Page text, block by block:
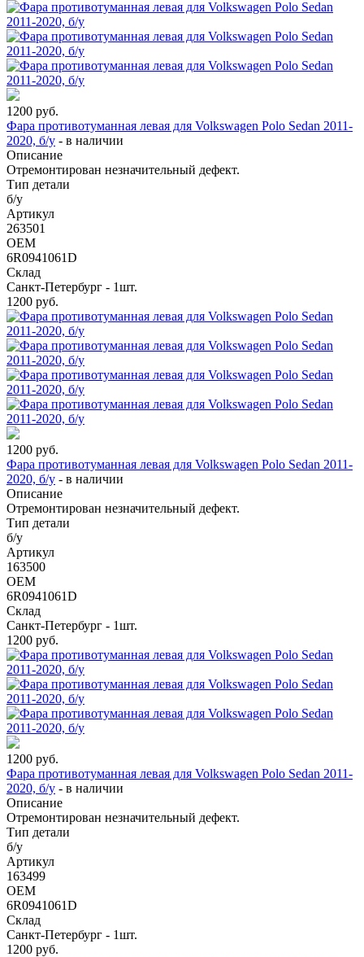
1200 руб.
Фара противотуманная левая для Volkswagen Polo Sedan 2011-
2020, б/у - в наличии
Описание
Отремонтирован незначительный дефект.
Тип детали
б/у
Артикул
263501
OEM
6R0941061D
Склад
Санкт-Петербург - 1шт.
1200 руб.
1200 руб.
Фара противотуманная левая для Volkswagen Polo Sedan 2011-
2020, б/у - в наличии
Описание
Отремонтирован незначительный дефект.
Тип детали
б/у
Артикул
163500
OEM
6R0941061D
Склад
Санкт-Петербург - 1шт.
1200 руб.
1200 руб.
Фара противотуманная левая для Volkswagen Polo Sedan 2011-
2020, б/у - в наличии
Описание
Отремонтирован незначительный дефект.
Тип детали
б/у
Артикул
163499
OEM
6R0941061D
Склад
Санкт-Петербург - 1шт.
1200 руб.